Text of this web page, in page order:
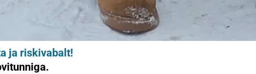
ja riskivabalt!